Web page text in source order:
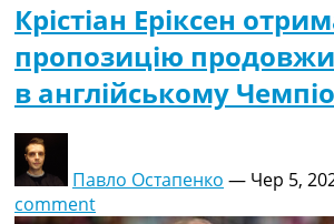
Крістіан Еріксен
пропозицію
в англійському
Павло Остапенко — Чер 5,
comment